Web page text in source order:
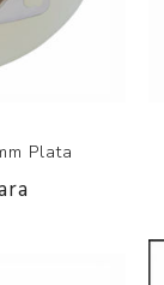
Plata